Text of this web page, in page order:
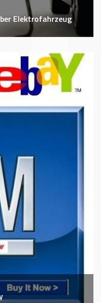
Elektrofahrzeug